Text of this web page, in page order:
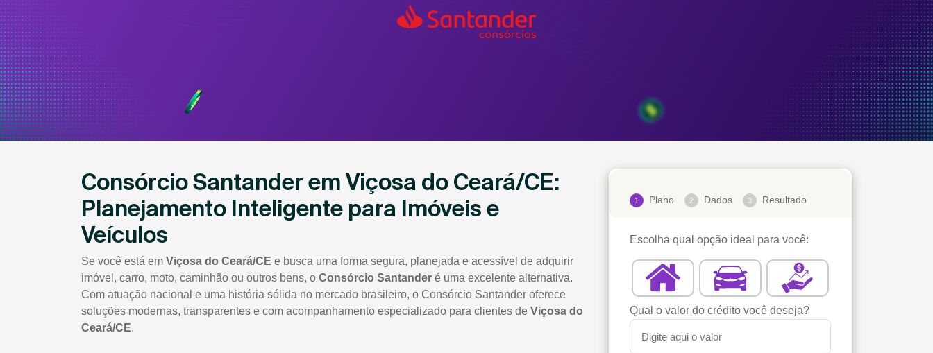
Consórcio Santander em Viçosa do Ceará/CE:
Planejamento Inteligente para Imóveis e
Veículos
Se você está em Viçosa do Ceará/CE e busca uma forma segura, planejada e acessível de adquirir
imóvel, carro, moto, caminhão ou outros bens, o Consórcio Santander é uma excelente alternativa.
Com atuação nacional e uma história sólida no mercado brasileiro, o Consórcio Santander oferece
soluções modernas, transparentes e com acompanhamento especializado para clientes de Viçosa do
Ceará/CE.
1 Plano 2 Dados 3 Resultado
Escolha qual opção ideal para você:
Qual o valor do crédito você deseja?